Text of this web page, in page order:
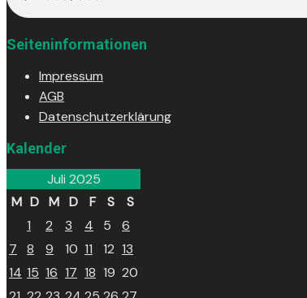
Seiteninformationen
Impressum
AGB
Datenschutzerklärung
Kalender
Juli 2025
M D M D F S
S
1
2 3 4 5
6
7
8 9 10 11 12 13
14 15 16 17 18 19 20